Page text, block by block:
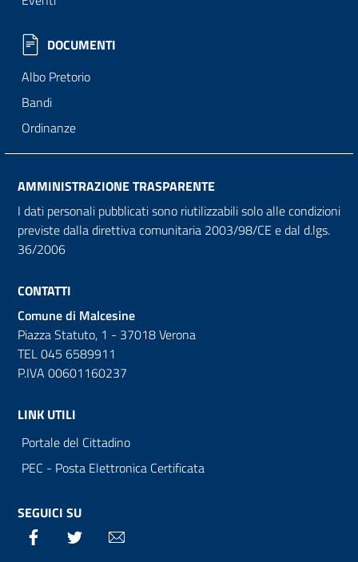
DOCUMENTI
Albo Pretorio
Bandi
Ordinanze
AMMINISTRAZIONE TRASPARENTE
I dati personali pubblicati sono riutilizzabili solo alle condizioni
previste dalla direttiva comunitaria 2003/98/CE e dal d.lgs.
36/2006
CONTATTI
Comune di Malcesine
Piazza Statuto, 1 - 37018 Verona
TEL 045 6589911
P.IVA 00601160237
LINK UTILI
Portale del Cittadino
PEC - Posta Elettronica Certificata
SEGUICI SU
Facebook Twitter